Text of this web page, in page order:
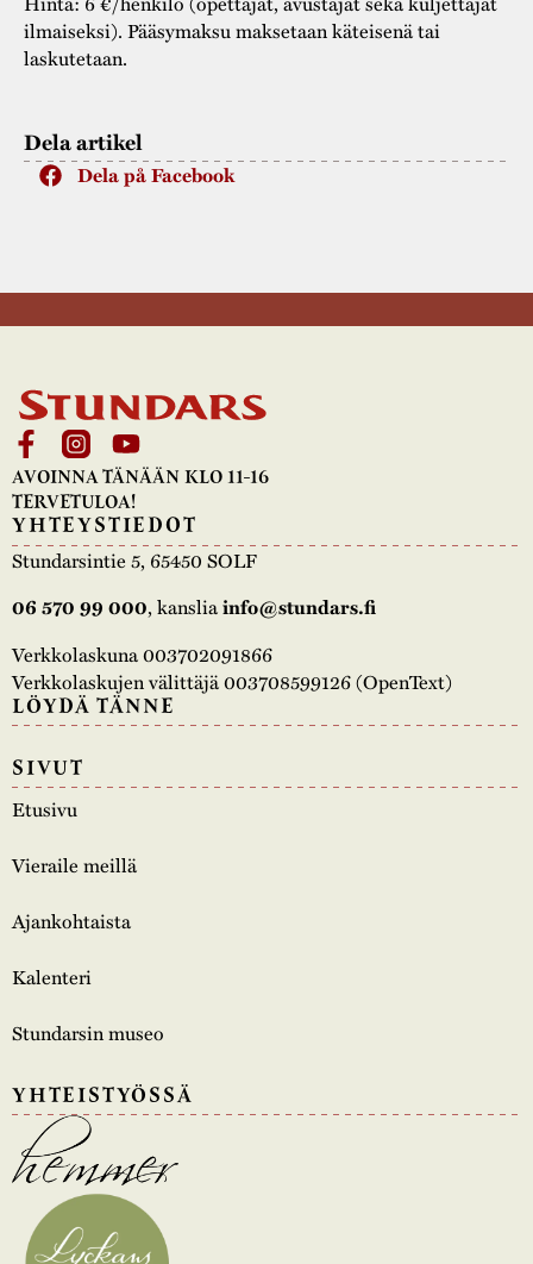
Dela artikel
Dela på Facebook
ilmaiseksi). Pääsymaksu maksetaan käteisenä tai
laskutetaan.
AVOINNA TÄNÄÄN KLO 11-16
TERVETULOA!
YHTEYSTIEDOT
Stundarsintie 5, 65450 SOLF
06 570 99 000, kansliainfo@stundars.fi
Verkkolaskuna 003702091866
Verkkolaskujen välittäjä 003708599126 (OpenText)
LÖYDÄ TÄNNE
SIVUT
Etusivu
Vieraile meillä
Ajankohtaista
Kalenteri
Stundarsin museo
YHTEISTYÖSSÄ